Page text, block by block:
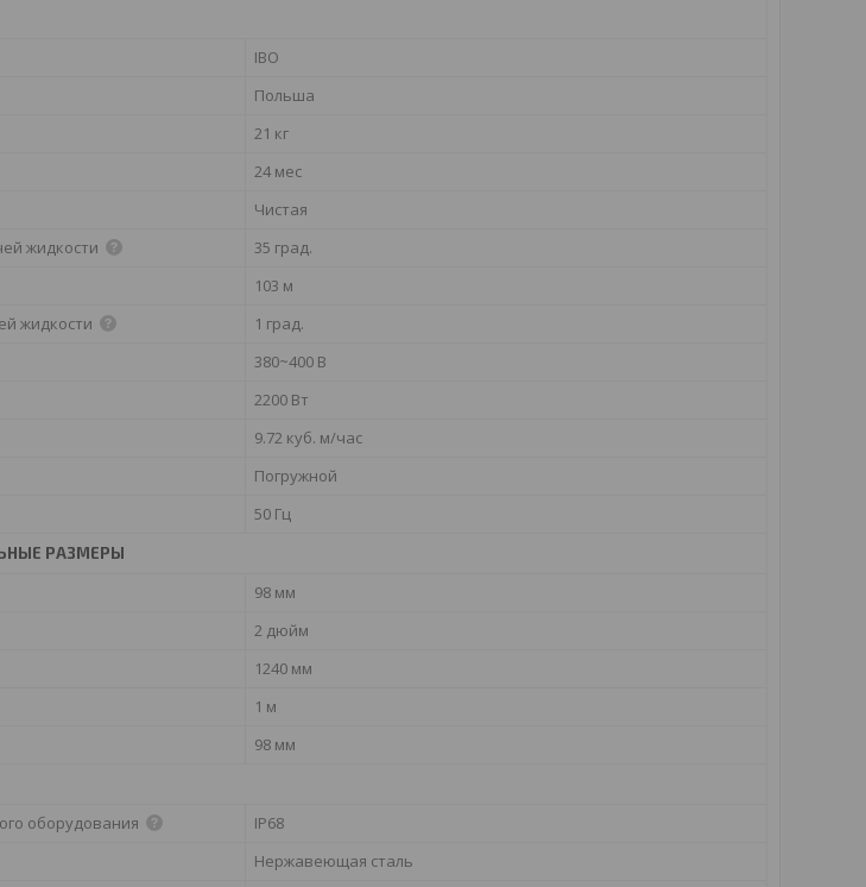
IBO
Польша
21 кг
24 мес
Чистая
жидкости
35 град.
103 м
жидкости
1 град.
380~400 В
2200 Вт
9.72 куб. м/час
Погружной
50 Гц
РАЗМЕРЫ
98 мм
2 дюйм
1240 мм
1 м
98 мм
оборудования
IP68
Нержавеющая сталь